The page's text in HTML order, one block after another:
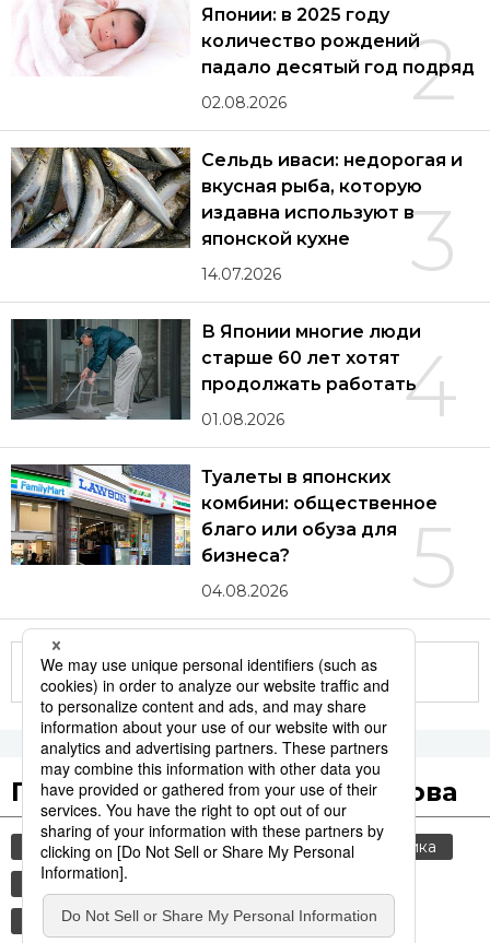
2
Японии: в 2025 году
количество рождений
падало десятый год подряд
02.08.2026
3
Сельдь иваси: недорогая и
вкусная рыба, которую
издавна используют в
японской кухне
14.07.2026
4
В Японии многие люди
старше 60 лет хотят
продолжать работать
01.08.2026
5
Туалеты в японских
комбини: общественное
благо или обуза для
бизнеса?
04.08.2026
Другие статьи по теме
Популярные поисковые слова
общество культура jiji press
политика
история
технологии
туризм японская кухня